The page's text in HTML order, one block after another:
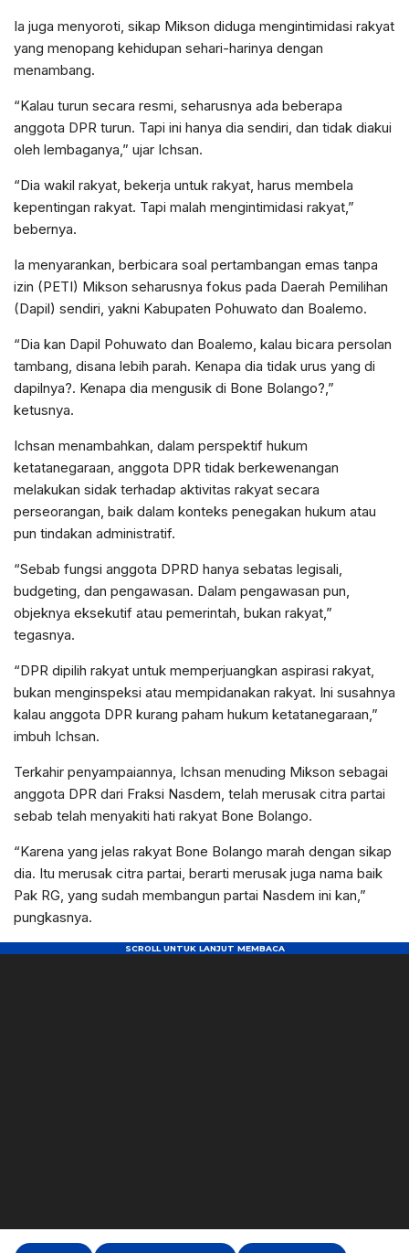
Ia juga menyoroti, sikap Mikson diduga mengintimidasi rakyat
yang menopang kehidupan sehari-harinya dengan
menambang.
“Kalau turun secara resmi, seharusnya ada beberapa
anggota DPR turun. Tapi ini hanya dia sendiri, dan tidak diakui
oleh lembaganya,” ujar Ichsan.
“Dia wakil rakyat, bekerja untuk rakyat, harus membela
kepentingan rakyat. Tapi malah mengintimidasi rakyat,”
bebernya.
Ia menyarankan, berbicara soal pertambangan emas tanpa
izin (PETI) Mikson seharusnya fokus pada Daerah Pemilihan
(Dapil) sendiri, yakni Kabupaten Pohuwato dan Boalemo.
“Dia kan Dapil Pohuwato dan Boalemo, kalau bicara persolan
tambang, disana lebih parah. Kenapa dia tidak urus yang di
dapilnya?. Kenapa dia mengusik di Bone Bolango?,”
ketusnya.
Ichsan menambahkan, dalam perspektif hukum
ketatanegaraan, anggota DPR tidak berkewenangan
melakukan sidak terhadap aktivitas rakyat secara
perseorangan, baik dalam konteks penegakan hukum atau
pun tindakan administratif.
“Sebab fungsi anggota DPRD hanya sebatas legisali,
budgeting, dan pengawasan. Dalam pengawasan pun,
objeknya eksekutif atau pemerintah, bukan rakyat,”
tegasnya.
“DPR dipilih rakyat untuk memperjuangkan aspirasi rakyat,
bukan menginspeksi atau mempidanakan rakyat. Ini susahnya
kalau anggota DPR kurang paham hukum ketatanegaraan,”
imbuh Ichsan.
Terkahir penyampaiannya, Ichsan menuding Mikson sebagai
anggota DPR dari Fraksi Nasdem, telah merusak citra partai
sebab telah menyakiti hati rakyat Bone Bolango.
“Karena yang jelas rakyat Bone Bolango marah dengan sikap
dia. Itu merusak citra partai, berarti merusak juga nama baik
Pak RG, yang sudah membangun partai Nasdem ini kan,”
pungkasnya.